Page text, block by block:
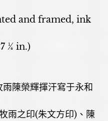
and framed, ink
¼ in.)
陳榮輝揮汗寫于永和
雨之印(朱文方印)、陳